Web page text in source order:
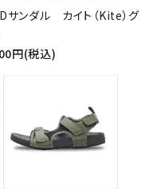
ンダル カイト（Kite）グ
円(税込)